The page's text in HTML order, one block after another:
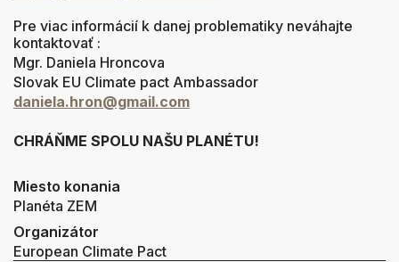
Pre viac informácií k danej problematiky neváhajte
kontaktovať :
Mgr. Daniela Hroncova
Slovak EU Climate pact Ambassador
daniela.hron@gmail.com
CHRÁŇME SPOLU NAŠU PLANÉTU!
Miesto konania
Planéta ZEM
Organizátor
European Climate Pact